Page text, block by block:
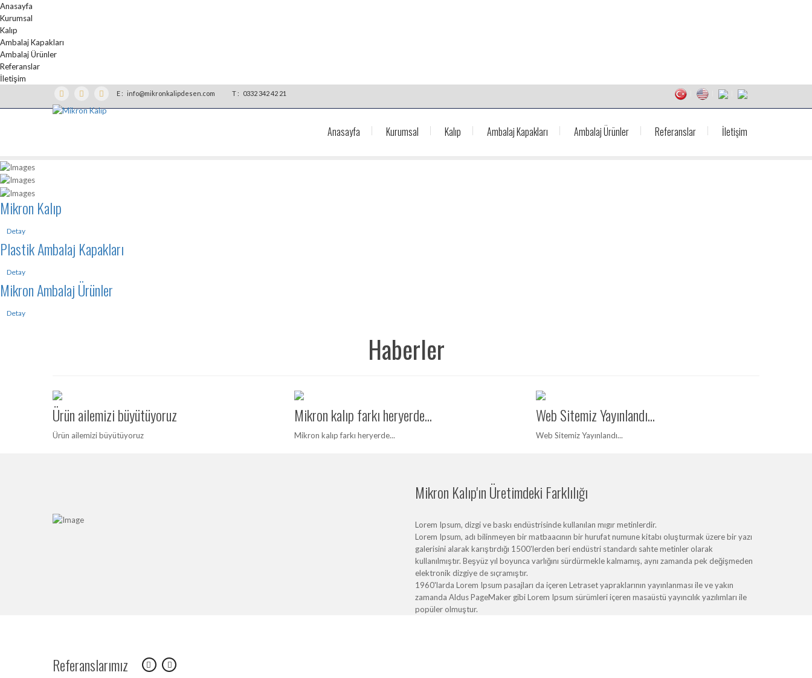
Anasayfa
Kurumsal
Kalıp
Ambalaj Kapakları
Ambalaj Ürünler
Referanslar
İletişim
E : info@mikronkalipdesen.com T : 0332 342 42 21
Anasayfa Kurumsal Kalıp Ambalaj Kapakları Ambalaj Ürünler Referanslar İletişim
Mikron Kalıp
Detay
Plastik Ambalaj Kapakları
Detay
Mikron Ambalaj Ürünler
Detay
Haberler
Ürün ailemizi büyütüyoruz
Ürün ailemizi büyütüyoruz
Mikron kalıp farkı heryerde...
Mikron kalıp farkı heryerde...
Web Sitemiz Yayınlandı...
Web Sitemiz Yayınlandı...
Mikron Kalıp'ın Üretimdeki Farklılığı
Lorem Ipsum, dizgi ve baskı endüstrisinde kullanılan mıgır metinlerdir.
Lorem Ipsum, adı bilinmeyen bir matbaacının bir hurufat numune kitabı oluşturmak üzere bir yazı
galerisini alarak karıştırdığı 1500'lerden beri endüstri standardı sahte metinler olarak
kullanılmıştır. Beşyüz yıl boyunca varlığını sürdürmekle kalmamış, aynı zamanda pek değişmeden
elektronik dizgiye de sıçramıştır.
1960'larda Lorem Ipsum pasajları da içeren Letraset yapraklarının yayınlanması ile ve yakın
zamanda Aldus PageMaker gibi Lorem Ipsum sürümleri içeren masaüstü yayıncılık yazılımları ile
popüler olmuştur.
Referanslarımız